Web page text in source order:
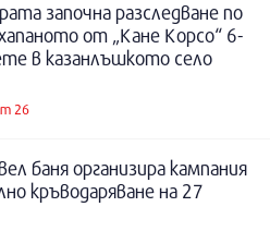
започна разследване по
от „Кане Корсо“ 6-
в казанлъшкото село
26
баня организира кампания
кръводаряване на 27